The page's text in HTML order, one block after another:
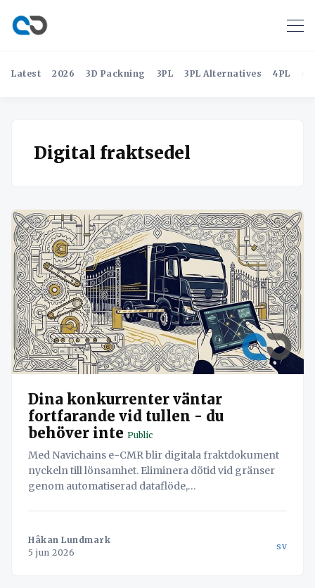
Latest 2026 3D Packning 3PL 3PL Alternatives 4PL
Digital fraktsedel
Dina konkurrenter väntar
fortfarande vid tullen - du
behöver inte Public
Med Navichains e-CMR blir digitala fraktdokument
nyckeln till lönsamhet. Eliminera dötid vid gränser
genom automatiserad dataflöde,
logistik med en integrerad lösning som gör dig svår
att byta ut.
Håkan Lundmark
5 jun 2026
sv